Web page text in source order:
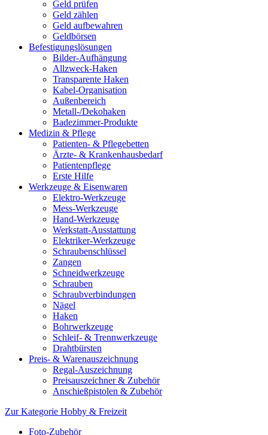
Geld prüfen
Geld zählen
Geld aufbewahren
Geldbörsen
Befestigungslösungen
Bilder-Aufhängung
Allzweck-Haken
Transparente Haken
Kabel-Organisation
Außenbereich
Metall-/Dekohaken
Badezimmer-Produkte
Medizin & Pflege
Patienten- & Pflegebetten
Ärzte- & Krankenhausbedarf
Patientenpflege
Erste Hilfe
Werkzeuge & Eisenwaren
Elektro-Werkzeuge
Mess-Werkzeuge
Hand-Werkzeuge
Werkstatt-Ausstattung
Elektriker-Werkzeuge
Schraubenschlüssel
Zangen
Schneidwerkzeuge
Schrauben
Schraubverbindungen
Nägel
Haken
Bohrwerkzeuge
Schleif- & Trennwerkzeuge
Drahtbürsten
Preis- & Warenauszeichnung
Regal-Auszeichnung
Preisauszeichner & Zubehör
Anschießpistolen & Zubehör
Zur Kategorie Hobby & Freizeit
Foto-Zubehör